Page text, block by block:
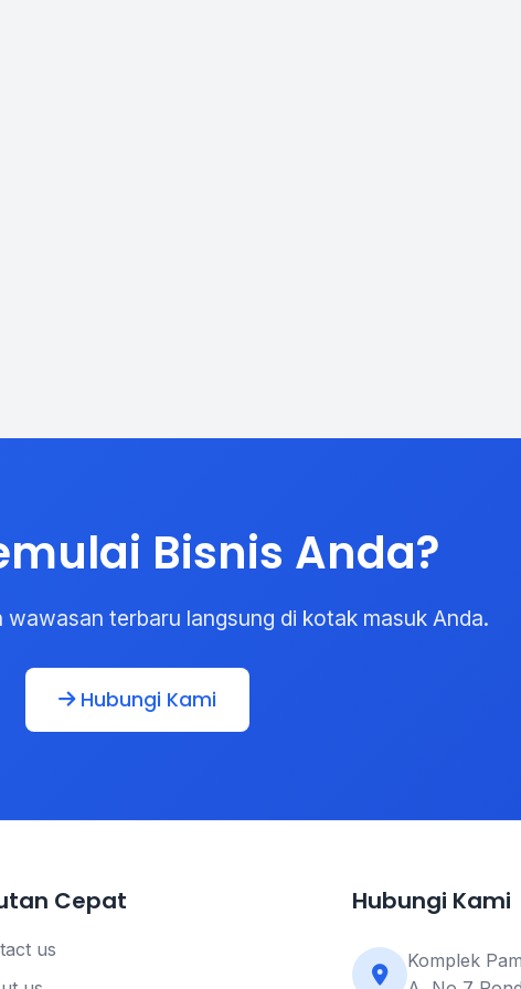
Bisnis Anda?
terbaru langsung di kotak masuk Anda.
Hubungi Kami
Cepat
us
Hubungi Kami
Komplek